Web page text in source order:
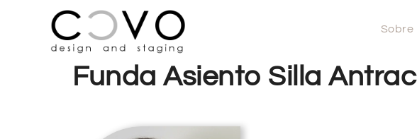
Sobre
Funda Asiento Silla